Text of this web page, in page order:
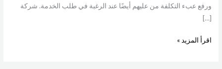
ورفع عبء التكلفة من عليهم أيضًا عند الرغبة في طلب الخدمة. شركة
[…]
اقرأ المزيد »